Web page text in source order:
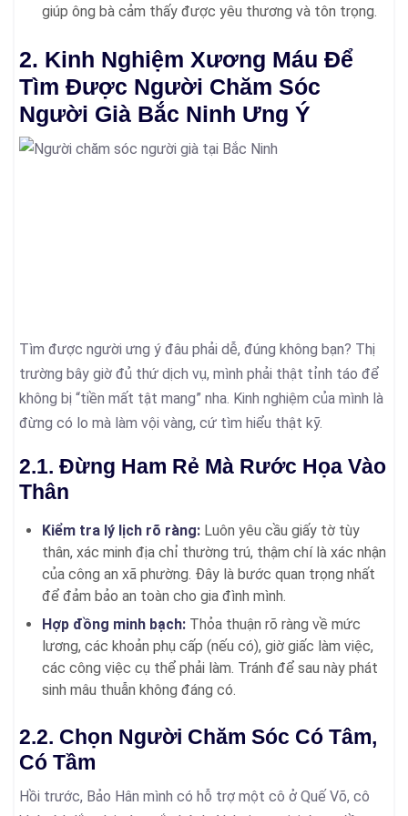
giúp ông bà cảm thấy được yêu thương và tôn trọng.
2. Kinh Nghiệm Xương Máu Để
Tìm Được Người Chăm Sóc
Người Già Bắc Ninh Ưng Ý
Tìm được người ưng ý đâu phải dễ, đúng không bạn? Thị
trường bây giờ đủ thứ dịch vụ, mình phải thật tỉnh táo để
không bị “tiền mất tật mang” nha. Kinh nghiệm của mình là
đừng có lo mà làm vội vàng, cứ tìm hiểu thật kỹ.
2.1. Đừng Ham Rẻ Mà Rước Họa Vào
Thân
Kiểm tra lý lịch rõ ràng: Luôn yêu cầu giấy tờ tùy
thân, xác minh địa chỉ thường trú, thậm chí là xác nhận
của công an xã phường. Đây là bước quan trọng nhất
để đảm bảo an toàn cho gia đình mình.
Hợp đồng minh bạch: Thỏa thuận rõ ràng về mức
lương, các khoản phụ cấp (nếu có), giờ giấc làm việc,
các công việc cụ thể phải làm. Tránh để sau này phát
sinh mâu thuẫn không đáng có.
2.2. Chọn Người Chăm Sóc Có Tâm,
Có Tầm
Hồi trước, Bảo Hân mình có hỗ trợ một cô ở Quế Võ, cô